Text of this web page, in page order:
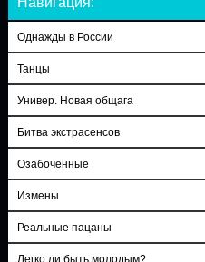
Однажды в России
Танцы
Универ. Новая общага
Битва экстрасенсов
Озабоченные
Измены
Реальные пацаны
Легко ли быть молодым?